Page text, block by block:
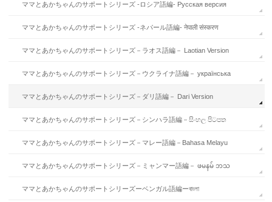
ママとあかちゃんのサポートシリーズ -ロシア語編- Русская версия
ママとあかちゃんのサポートシリーズ -ネパール語編- नेपाली संस्करण
ママとあかちゃんのサポートシリーズ－ラオス語編－ Laotian Version
ママとあかちゃんのサポートシリーズ－ウクライナ語編－ українська
ママとあかちゃんのサポートシリーズ－ダリ語編－ Dari Version
ママとあかちゃんのサポートシリーズ－シンハラ語編－සිංහල පිටපත
ママとあかちゃんのサポートシリーズ－マレー語編－Bahasa Melayu
ママとあかちゃんのサポートシリーズ－ミャンマー語編－ ဖမနမ် ဘသ
ママとあかちゃんのサポートシリーズーベンガル語編ーবাংলা